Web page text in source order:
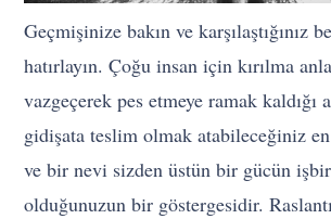
Geçmişinize bakın ve karşılaştığınız
hatırlayın. Çoğu insan için kırılma
vazgeçerek pes etmeye ramak kaldığı
gidişata teslim olmak atabileceğiniz
ve bir nevi sizden üstün bir gücün
olduğunuzun bir göstergesidir.